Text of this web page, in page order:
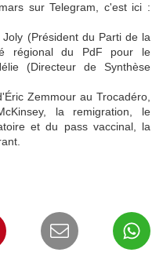
sur Telegram, c'est ici :
(Président du Parti de la
régional du PdF pour le
(Directeur de Synthèse
Zemmour au Trocadéro,
la remigration, le
et du pass vaccinal, la